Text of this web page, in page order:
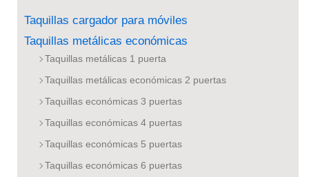
Taquillas cargador para móviles
Taquillas metálicas económicas
Taquillas metálicas 1 puerta
Taquillas metálicas económicas 2 puertas
Taquillas económicas 3 puertas
Taquillas económicas 4 puertas
Taquillas económicas 5 puertas
Taquillas económicas 6 puertas